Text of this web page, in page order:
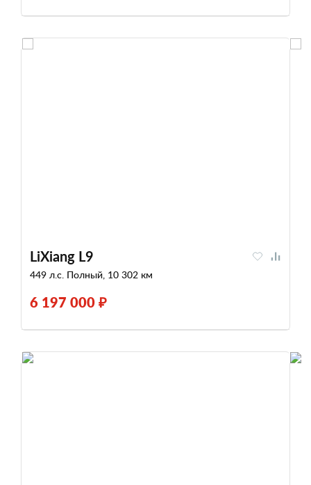
LiXiang L9
449 л.с. Полный, 10 302 км
6 197 000 ₽